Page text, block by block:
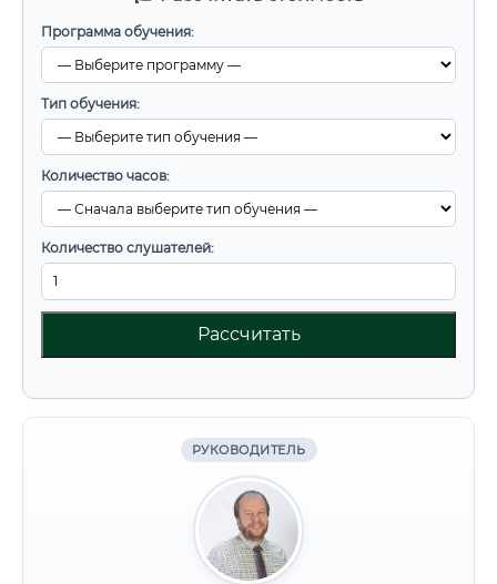
Программа обучения:
Тип обучения:
Количество часов:
Количество слушателей:
Рассчитать
РУКОВОДИТЕЛЬ